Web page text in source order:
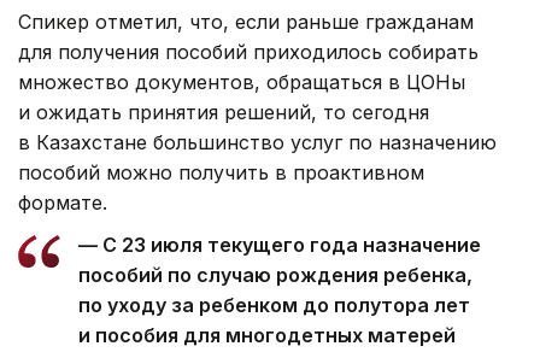
Спикер отметил, что, если раньше гражданам
для получения пособий приходилось собирать
множество документов, обращаться в ЦОНы
и ожидать принятия решений, то сегодня
в Казахстане большинство услуг по назначению
пособий можно получить в проактивном
формате.
— С 23 июля текущего года назначение
пособий по случаю рождения ребенка,
по уходу за ребенком до полутора лет
и пособия для многодетных матерей